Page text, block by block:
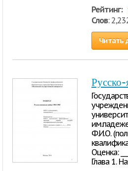
Рейтинг:
Слов:
Читать
им.падеже),
Ф.И.О.
Оценка:
Глава 1.